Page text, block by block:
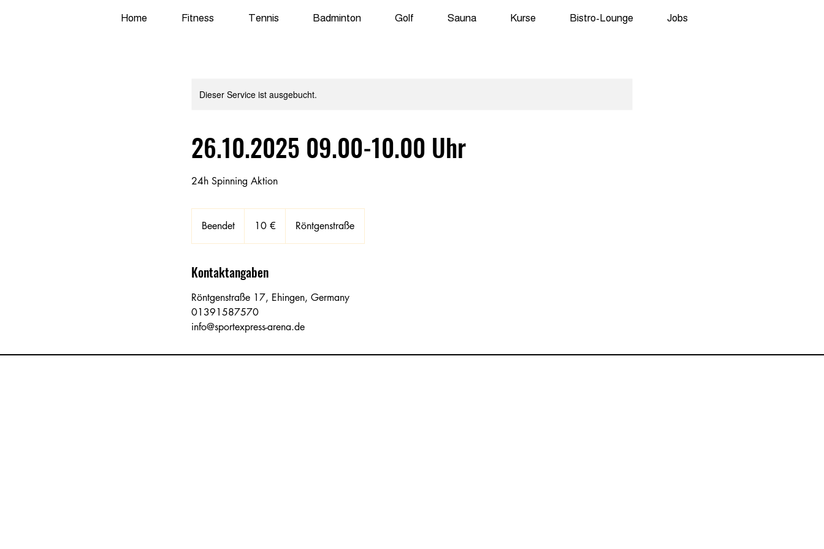
Home Fitness Tennis Badminton Golf Sauna Kurse Bistro-Lounge Jobs
Dieser Service ist ausgebucht.
26.10.2025 09.00-10.00 Uhr
24h Spinning Aktion
Beendet
e
n
e
t
10 € Röntgenstraße
Kontaktangaben
Röntgenstraße 17, Ehingen, Germany
01391587570
info@sportexpress-arena.de